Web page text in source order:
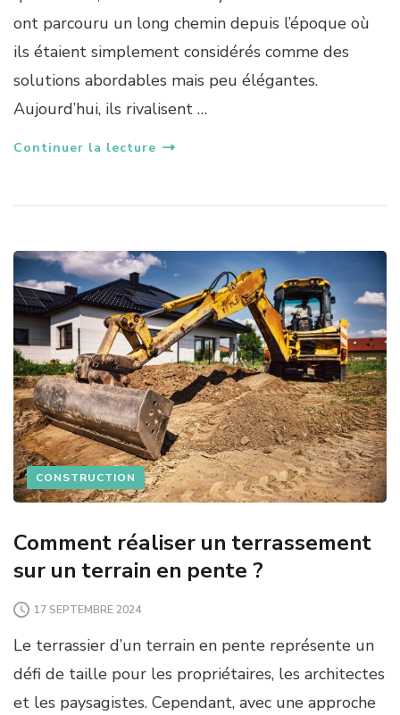
ont parcouru un long chemin depuis l’époque où
ils étaient simplement considérés comme des
solutions abordables mais peu élégantes.
Aujourd’hui, ils rivalisent …
Continuer la lecture
CONSTRUCTION
Comment réaliser un terrassement
sur un terrain en pente ?
17 SEPTEMBRE 2024
Le terrassier d’un terrain en pente représente un
défi de taille pour les propriétaires, les architectes
et les paysagistes. Cependant, avec une approche